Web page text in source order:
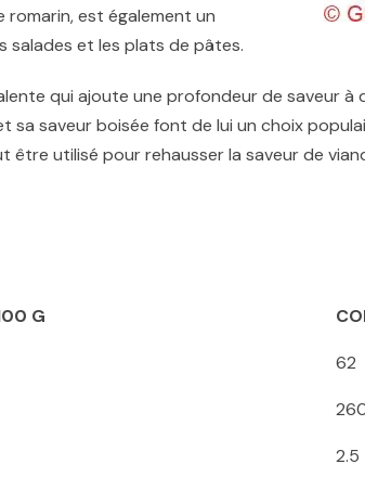
romarin, est également un
salades et les plats de pâtes.
qui ajoute une profondeur de saveur à
sa saveur boisée font de lui un choix
être utilisé pour rehausser la saveur de
G
62
2.5